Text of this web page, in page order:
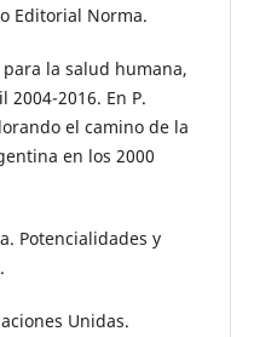
Editorial Norma.
para la salud humana,
2016. En P.
el camino de la
en los 2000
Potencialidades y
Unidas.